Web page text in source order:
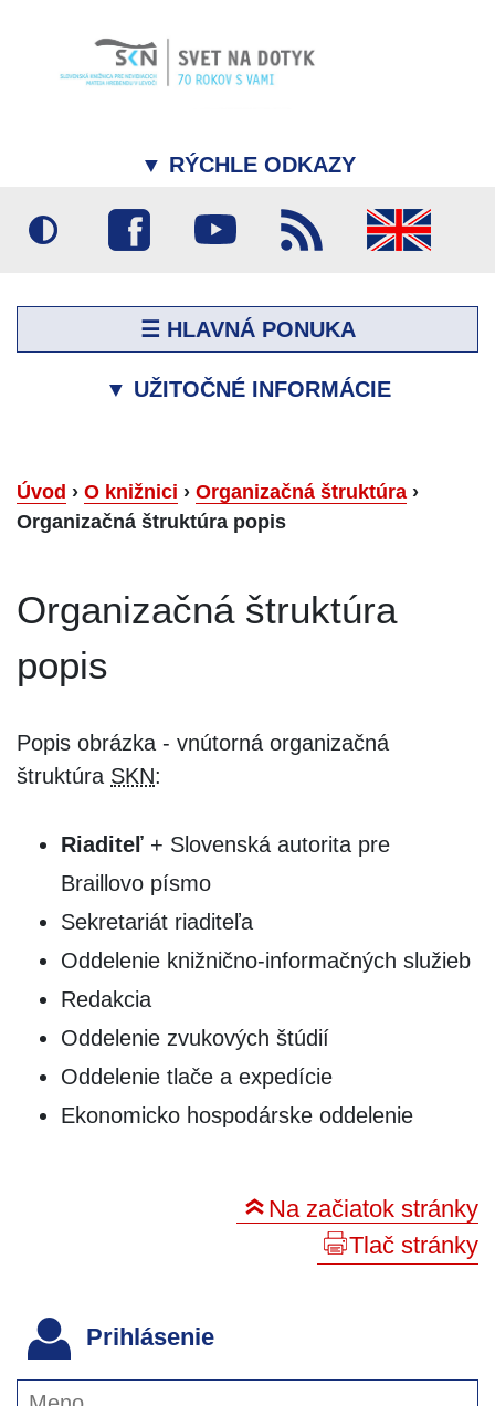
▼ RÝCHLE ODKAZY
☰ HLAVNÁ PONUKA
▼ UŽITOČNÉ INFORMÁCIE
Úvod › O knižnici › Organizačná štruktúra ›
Organizačná štruktúra popis
Organizačná štruktúra
popis
Popis obrázka - vnútorná organizačná
štruktúra SKN:
Riaditeľ + Slovenská autorita pre
Braillovo písmo
Sekretariát riaditeľa
Oddelenie knižnično-informačných služieb
Redakcia
Oddelenie zvukových štúdií
Oddelenie tlače a expedície
Ekonomicko hospodárske oddelenie
Na začiatok stránky
Tlač stránky
Prihlásenie